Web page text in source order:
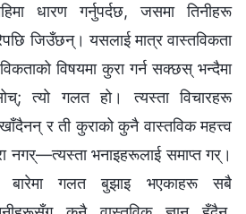
धारण गर्नुपर्दछ, जसमा तिनीहरू
जिउँछन्। यसलाई मात्र वास्तविकता
विषयमा कुरा गर्न सक्छस् भन्दैमा
त्यो गलत हो। त्यस्ता विचारहरू
र ती कुराको कुनै वास्तविक महत्त्व
नगर्—त्यस्ता भनाइहरूलाई समाप्त गर्।
बारेमा गलत बुझाइ भएकाहरू सबै